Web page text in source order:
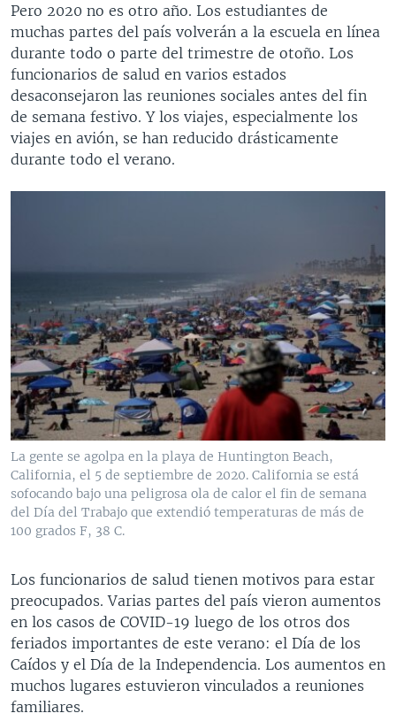
Pero 2020 no es otro año. Los estudiantes de
muchas partes del país volverán a la escuela en línea
durante todo o parte del trimestre de otoño. Los
funcionarios de salud en varios estados
desaconsejaron las reuniones sociales antes del fin
de semana festivo. Y los viajes, especialmente los
viajes en avión, se han reducido drásticamente
durante todo el verano.
La gente se agolpa en la playa de Huntington Beach,
California, el 5 de septiembre de 2020. California se está
sofocando bajo una peligrosa ola de calor el fin de semana
del Día del Trabajo que extendió temperaturas de más de
100 grados F, 38 C.
Los funcionarios de salud tienen motivos para estar
preocupados. Varias partes del país vieron aumentos
en los casos de COVID-19 luego de los otros dos
feriados importantes de este verano: el Día de los
Caídos y el Día de la Independencia. Los aumentos en
muchos lugares estuvieron vinculados a reuniones
familiares.